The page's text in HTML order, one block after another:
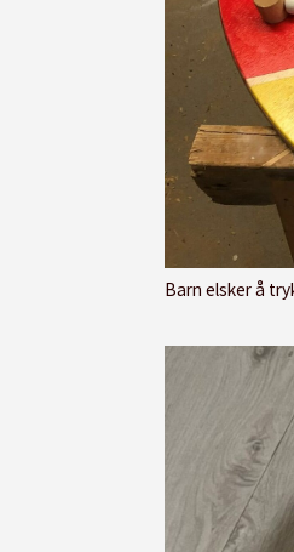
Barn elsker å